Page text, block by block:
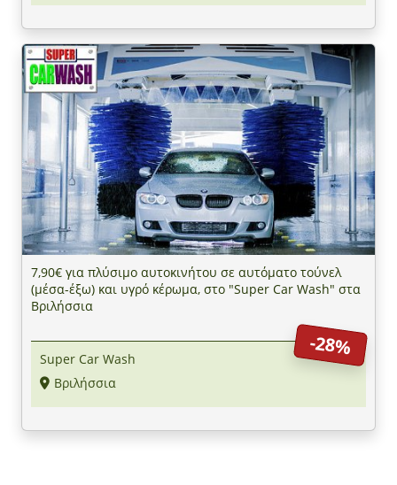
7,90€ για πλύσιμο αυτοκινήτου σε αυτόματο τούνελ
(μέσα-έξω) και υγρό κέρωμα, στο "Super Car Wash" στα
Βριλήσσια
-28%
Super Car Wash
Βριλήσσια